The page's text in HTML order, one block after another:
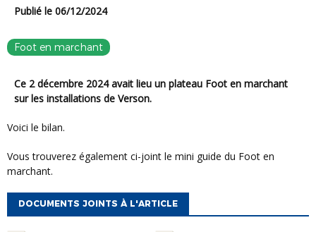
Publié le 06/12/2024
Foot en marchant
Ce 2 décembre 2024 avait lieu un plateau Foot en marchant
sur les installations de Verson.
Voici le bilan.
Vous trouverez également ci-joint le mini guide du Foot en
marchant.
DOCUMENTS JOINTS À L'ARTICLE